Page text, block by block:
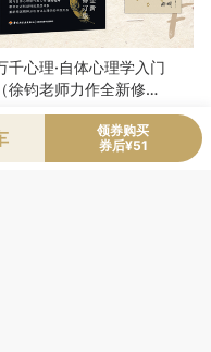
千心理·自体心理学入门
（徐钧老师力作全新修
！）
人气榜第7
62
领券购买
券后¥51